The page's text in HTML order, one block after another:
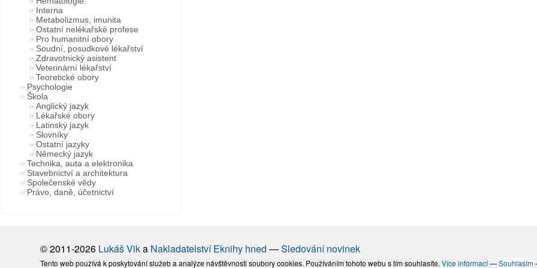
Interna
Metabolizmus, imunita
Ostatní nelékařské profese
Pro humanitní obory
Soudní, posudkové lékařství
Zdravotnický asistent
Veterinární lékařství
Teoretické obory
Psychologie
Škola
Anglický jazyk
Lékařské obory
Latinský jazyk
Slovníky
Ostatní jazyky
Německý jazyk
Technika, auta a elektronika
Stavebnictví a architektura
Společenské vědy
Právo, daně, účetnictví
© 2011-2026 Lukáš Vika Nakladatelství Eknihy hned —Sledování novinek
Tento web používá k poskytování služeb a analýze návštěvnosti soubory cookies. Používáním tohoto webu s tím souhlasíte.Více informací—Souhlasím